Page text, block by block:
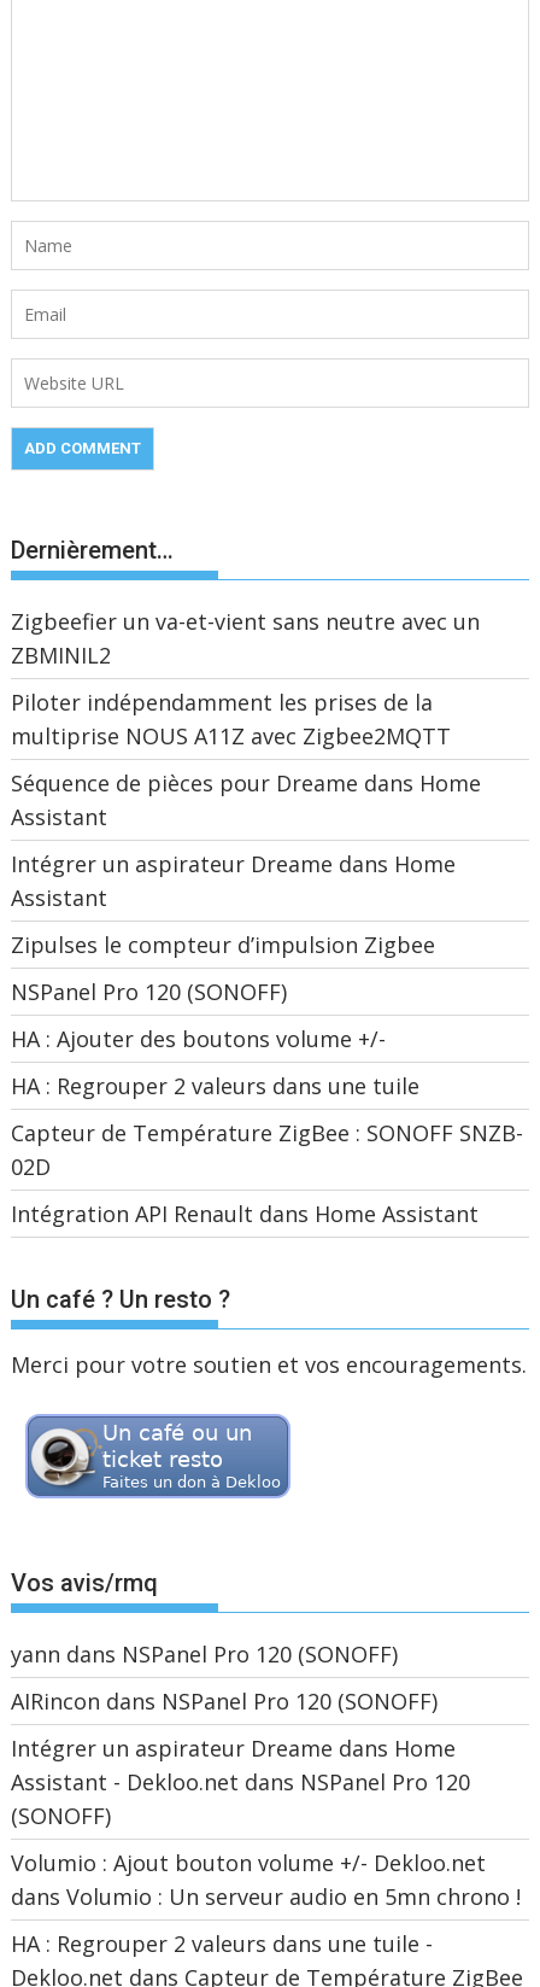
Dernièrement…
Zigbeefier un va-et-vient sans neutre avec un
ZBMINIL2
Piloter indépendamment les prises de la
multiprise NOUS A11Z avec Zigbee2MQTT
Séquence de pièces pour Dreame dans Home
Assistant
Intégrer un aspirateur Dreame dans Home
Assistant
Zipulses le compteur d’impulsion Zigbee
NSPanel Pro 120 (SONOFF)
HA : Ajouter des boutons volume +/-
HA : Regrouper 2 valeurs dans une tuile
Capteur de Température ZigBee : SONOFF SNZB-
02D
Intégration API Renault dans Home Assistant
Un café ? Un resto ?
Merci pour votre soutien et vos encouragements.
Vos avis/rmq
yann dans NSPanel Pro 120 (SONOFF)
AIRincon dans NSPanel Pro 120 (SONOFF)
Intégrer un aspirateur Dreame dans Home
Assistant - Dekloo.net dans NSPanel Pro 120
(SONOFF)
Volumio : Ajout bouton volume +/- Dekloo.net
dansVolumio : Un serveur audio en 5mn chrono !
HA : Regrouper 2 valeurs dans une tuile -
Dekloo.net dans Capteur de Température ZigBee